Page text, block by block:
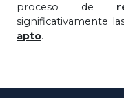
proceso de
significativamente
apto.